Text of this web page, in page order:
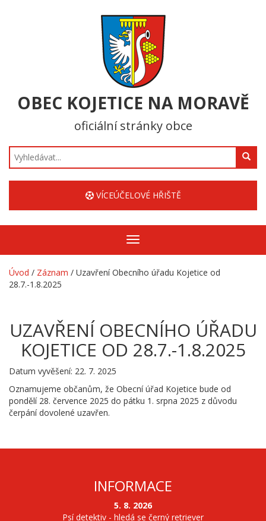
OBEC KOJETICE NA MORAVĚ
oficiální stránky obce
Hledat
VÍCEÚČELOVÉ HŘIŠTĚ
Zobrazit/skrýt
navigaci
Úvod / Záznam / Uzavření Obecního úřadu Kojetice od
28.7.-1.8.2025
UZAVŘENÍ OBECNÍHO ÚŘADU
KOJETICE OD 28.7.-1.8.2025
Datum vyvěšení: 22. 7. 2025
Oznamujeme občanům, že Obecní úřad Kojetice bude od
pondělí 28. července 2025 do pátku 1. srpna 2025 z důvodu
čerpání dovolené uzavřen.
INFORMACE
5. 8. 2026
Psí detektiv - hledá se černý retriever